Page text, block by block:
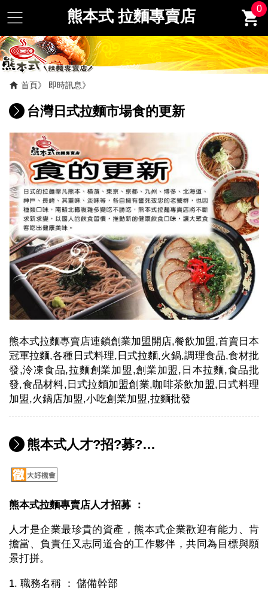
熊本式 拉麵專賣店 0
首頁 即時訊息
台灣日式拉麵市場食的更新
熊本式拉麵專賣店連鎖創業加盟開店,餐飲加盟,首賣日本
冠軍拉麵,各種日式料理,日式拉麵,火鍋,調理食品,食材批
發,泠凍食品,拉麵創業加盟,創業加盟,日本拉麵,食品批
發,食品材料,日式拉麵加盟創業,咖啡茶飲加盟,日式料理
加盟,火鍋店加盟,小吃創業加盟,拉麵批發
熊本式人才?招?募?…
熊本式拉麵專賣店人才招募 ：
人才是企業最珍貴的資產，熊本式企業歡迎有能力、肯
擔當、負責任又志同道合的工作夥伴，共同為目標與願
景打拼。
1. 職務名稱 ： 儲備幹部